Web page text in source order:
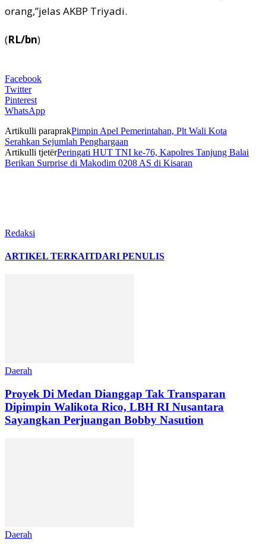
orang,”jelas AKBP Triyadi.
(RL/bn)
Facebook
Twitter
Pinterest
WhatsApp
Artikulli paraprakPimpin Apel Pemerintahan, Plt Wali Kota
Serahkan Sejumlah Penghargaan
Artikulli tjetërPeringati HUT TNI ke-76, Kapolres Tanjung Balai
Berikan Surprise di Makodim 0208 AS di Kisaran
Redaksi
ARTIKEL TERKAITDARI PENULIS
Daerah
Proyek Di Medan Dianggap Tak Transparan
Dipimpin Walikota Rico, LBH RI Nusantara
Sayangkan Perjuangan Bobby Nasution
Daerah